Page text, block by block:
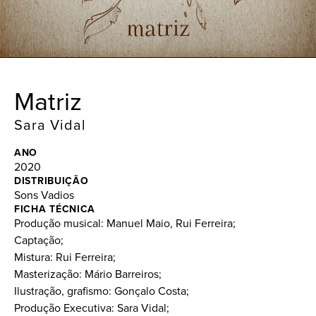
Matriz
Sara Vidal
ANO
2020
DISTRIBUIÇÃO
Sons Vadios
FICHA TÉCNICA
Produção musical: Manuel Maio, Rui Ferreira;
Captação;
Mistura: Rui Ferreira;
Masterização: Mário Barreiros;
Ilustração, grafismo: Gonçalo Costa;
Produção Executiva: Sara Vidal;